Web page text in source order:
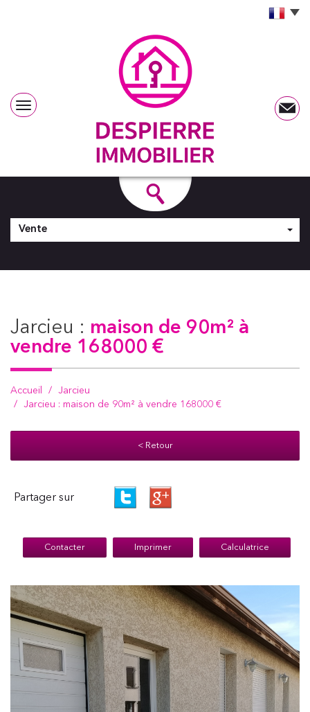
Vente
jarcieu : maison de 90m² à
vendre 168000 €
Accueil
Jarcieu
Jarcieu : maison de 90m² à vendre 168000 €
< Retour
Partager sur
Contacter Imprimer Calculatrice